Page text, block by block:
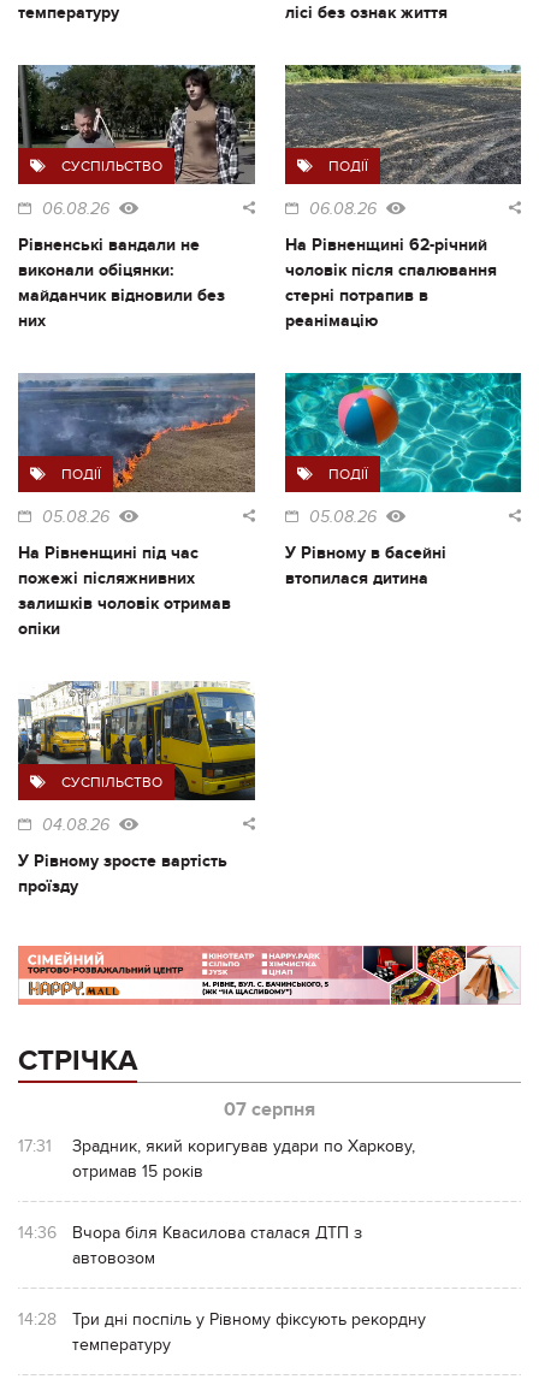
температуру
лісі без ознак життя
СУСПІЛЬСТВО
06.08.26
Рівненські вандали не
виконали обіцянки:
майданчик відновили без
них
ПОДІЇ
06.08.26
На Рівненщині 62-річний
чоловік після спалювання
стерні потрапив в
реанімацію
ПОДІЇ
05.08.26
На Рівненщині під час
пожежі післяжнивних
залишків чоловік отримав
опіки
ПОДІЇ
05.08.26
У Рівному в басейні
втопилася дитина
СУСПІЛЬСТВО
04.08.26
У Рівному зросте вартість
проїзду
СТРІЧКА
07 серпня
17:31
Зрадник, який коригував удари по Харкову,
отримав 15 років
14:36
Вчора біля Квасилова сталася ДТП з
автовозом
14:28
Три дні поспіль у Рівному фіксують рекордну
температуру